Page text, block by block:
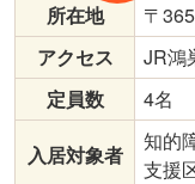
所在地
〒
アクセス
JR鴻
定員数
4名
入居対象者
知的
支援